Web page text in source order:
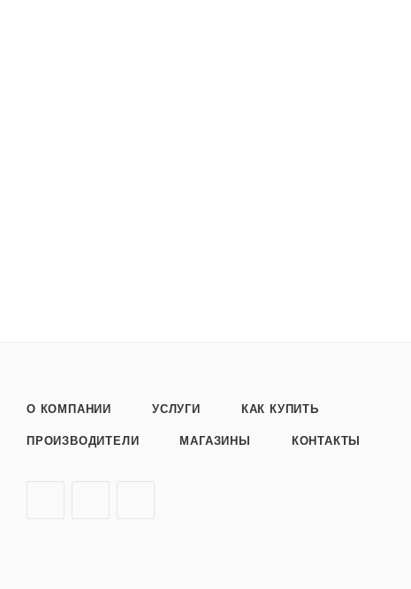
О КОМПАНИИ УСЛУГИ КАК КУПИТЬ
ПРОИЗВОДИТЕЛИ МАГАЗИНЫ КОНТАКТЫ